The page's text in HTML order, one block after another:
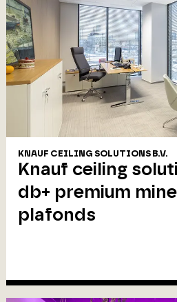
KNAUF CEILING SOLUTIONS B.V.
Knauf ceiling
db+ premium
plafonds